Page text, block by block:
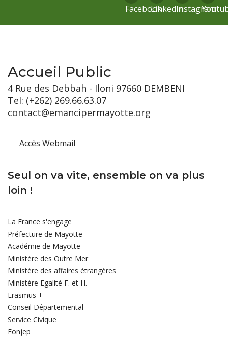
FacebookLinkedinInstagram
Accueil Public
4 Rue des Debbah - Iloni 97660 DEMBENI
Tel: (+262) 269.66.63.07
contact@emancipermayotte.org
Accès Webmail
Seul on va vite, ensemble on va plus
loin !
La France s'engage
Préfecture de Mayotte
Académie de Mayotte
Ministère des Outre Mer
Ministère des affaires étrangères
Ministère Egalité F. et H.
Erasmus +
Conseil Départemental
Service Civique
Fonjep